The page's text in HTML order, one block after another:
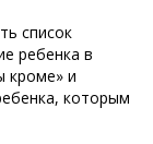
список
ребенка в
кроме» и
которым